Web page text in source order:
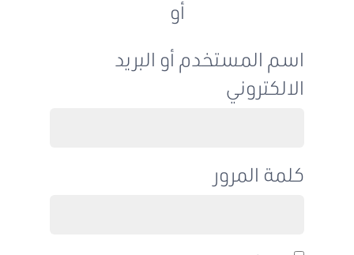
اسم المستخدم أو البريد
الالكتروني
كلمة المرور